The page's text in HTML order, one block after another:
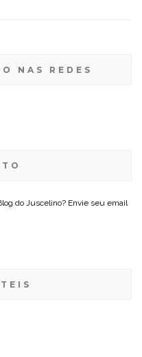
NAS REDES
do Juscelino? Envie seu email